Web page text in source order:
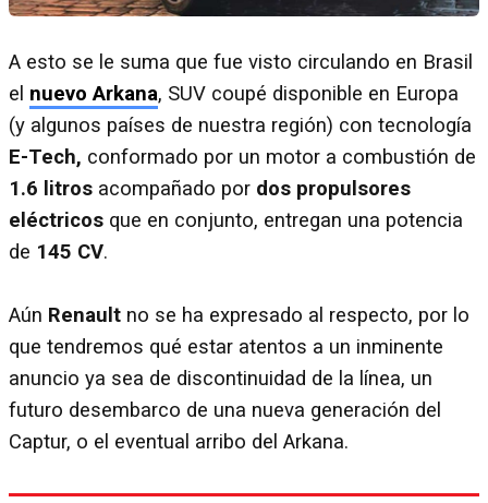
A esto se le suma que fue visto circulando en Brasil
el nuevo Arkana, SUV coupé disponible en Europa
(y algunos países de nuestra región) con tecnología
E-Tech, conformado por un motor a combustión de
1.6 litros acompañado por dos propulsores
eléctricos que en conjunto, entregan una potencia
de 145 CV.
Aún Renault no se ha expresado al respecto, por lo
que tendremos qué estar atentos a un inminente
anuncio ya sea de discontinuidad de la línea, un
futuro desembarco de una nueva generación del
Captur, o el eventual arribo del Arkana.